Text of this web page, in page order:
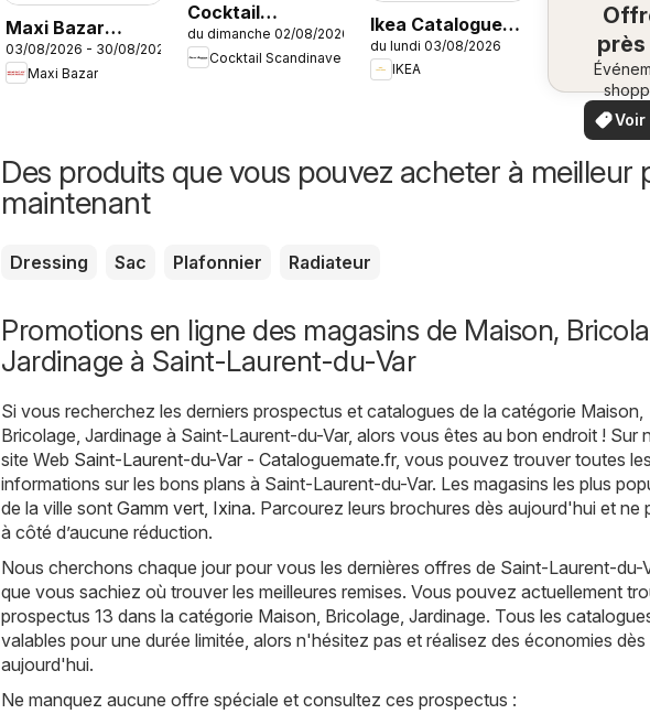
Maxi Bazar
catalogue
03/08/2026 - 30/08/2026
Maxi Bazar
Cocktail
Scandinave
catalogue
du dimanche 02/08/2026
Cocktail Scandinave
Ikea Catalogue
des produits -
Nos prix les plus
du lundi 03/08/2026
IKEA
près
locaux
Voir
Des produits que vous pouvez acheter à meilleur
maintenant
Dressing Sac Plafonnier Radiateur
Promotions en ligne des magasins de Maison,
Jardinage à Saint-Laurent-du-Var
Si vous recherchez les derniers prospectus et catalogues de la catégorie Maison,
Bricolage, Jardinage à Saint-Laurent-du-Var, alors vous êtes au bon endroit ! Sur
site Web Saint-Laurent-du-Var - Cataloguemate.fr, vous pouvez trouver toutes les
informations sur les bons plans à Saint-Laurent-du-Var. Les magasins les plus
de la ville sont Gamm vert, Ixina. Parcourez leurs brochures dès aujourd'hui et ne
à côté d’aucune réduction.
Nous cherchons chaque jour pour vous les dernières offres de Saint-Laurent-du-
que vous sachiez où trouver les meilleures remises. Vous pouvez actuellement
prospectus 13 dans la catégorie Maison, Bricolage, Jardinage. Tous les
valables pour une durée limitée, alors n'hésitez pas et réalisez des économies dès
aujourd'hui.
Ne manquez aucune offre spéciale et consultez ces prospectus :